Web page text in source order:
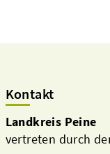
Kontakt
Landkreis Peine
vertreten durch